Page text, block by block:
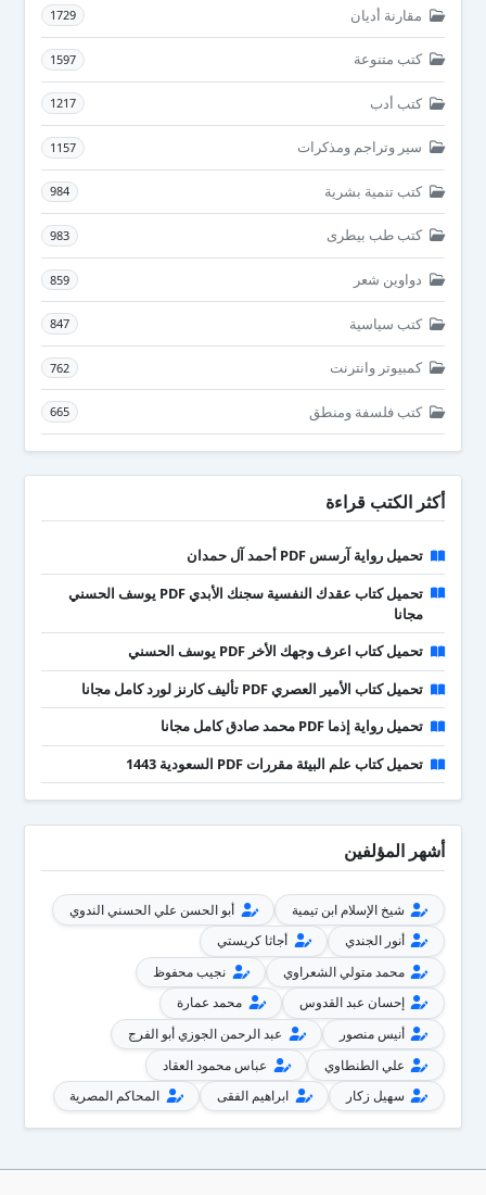
مقارنة أديان 1729
كتب متنوعة 1597
كتب أدب 1217
سير وتراجم ومذكرات 1157
كتب تنمية بشرية 984
كتب طب بيطرى 983
دواوين شعر 859
كتب سياسية 847
كمبيوتر وانترنت 762
كتب فلسفة ومنطق 665
أكثر الكتب قراءة
تحميل رواية آرسس PDF أحمد آل حمدان
تحميل كتاب عقدك النفسية سجنك الأبدي PDF يوسف الحسني
مجانا
تحميل كتاب اعرف وجهك الأخر PDF يوسف الحسني
تحميل كتاب الأمير العصري PDF تأليف كارنز لورد كامل مجانا
تحميل رواية إذما PDF محمد صادق كامل مجانا
تحميل كتاب علم البيئة مقررات PDF السعودية 1443
أشهر المؤلفين
شيخ الإسلام ابن تيمية
أبو الحسن علي الحسني الندوي
أنور الجندي
أجاثا كريستي
محمد متولي الشعراوي
نجيب محفوظ
إحسان عبد القدوس
محمد عمارة
أنيس منصور
عبد الرحمن الجوزي أبو الفرج
علي الطنطاوي
عباس محمود العقاد
سهيل زكار
ابراهيم الفقى المحاكم المصرية